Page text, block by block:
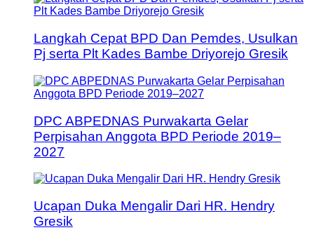
Langkah Cepat BPD Dan Pemdes, Usulkan
Pj serta Plt Kades Bambe Driyorejo Gresik
DPC ABPEDNAS Purwakarta Gelar
Perpisahan Anggota BPD Periode 2019–
2027
Ucapan Duka Mengalir Dari HR. Hendry
Gresik